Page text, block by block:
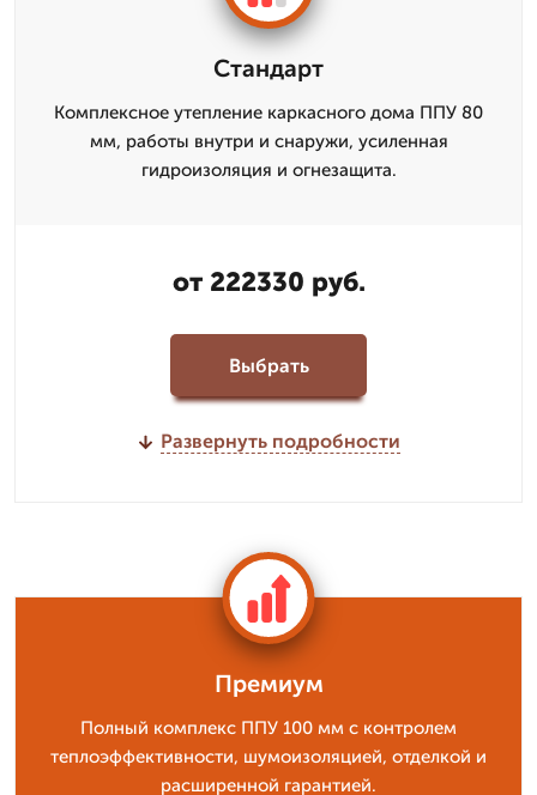
Стандарт
Комплексное утепление каркасного дома ППУ 80
мм, работы внутри и снаружи, усиленная
гидроизоляция и огнезащита.
от 222330 руб.
Выбрать
Развернуть подробности
Премиум
Полный комплекс ППУ 100 мм с контролем
теплоэффективности, шумоизоляцией, отделкой и
расширенной гарантией.